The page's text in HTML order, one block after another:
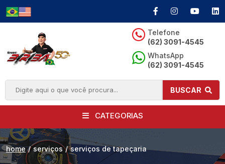
Telefone
(62) 3091-4545
WhatsApp
(62) 3091-4545
BUSCAR
CATEGORIAS
home / serviços / serviços de tapeçaria